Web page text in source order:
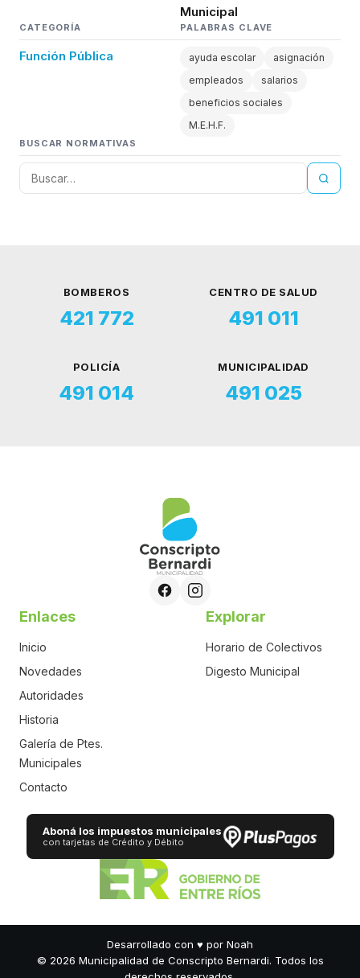
Municipal
CATEGORÍA
Función Pública
PALABRAS CLAVE
ayuda escolar
asignación
empleados
salarios
beneficios sociales
M.E.H.F.
BUSCAR NORMATIVAS
BOMBEROS
421 772
CENTRO DE SALUD
491 011
POLICÍA
491 014
MUNICIPALIDAD
491 025
Enlaces
Inicio
Novedades
Autoridades
Historia
Galería de Ptes.
Municipales
Contacto
Explorar
Horario de Colectivos
Digesto Municipal
Aboná los impuestos municipales
con tarjetas de Crédito y Débito
Desarrollado con ♥ por Noah
© 2026 Municipalidad de Conscripto Bernardi. Todos los